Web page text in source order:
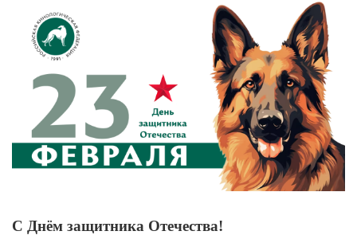
Larger
Image
С Днём защитника Отечества!